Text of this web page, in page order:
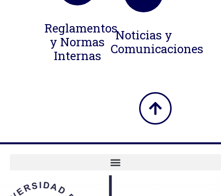
Reglamentos
y Normas
Internas
Noticias y
Comunicaciones